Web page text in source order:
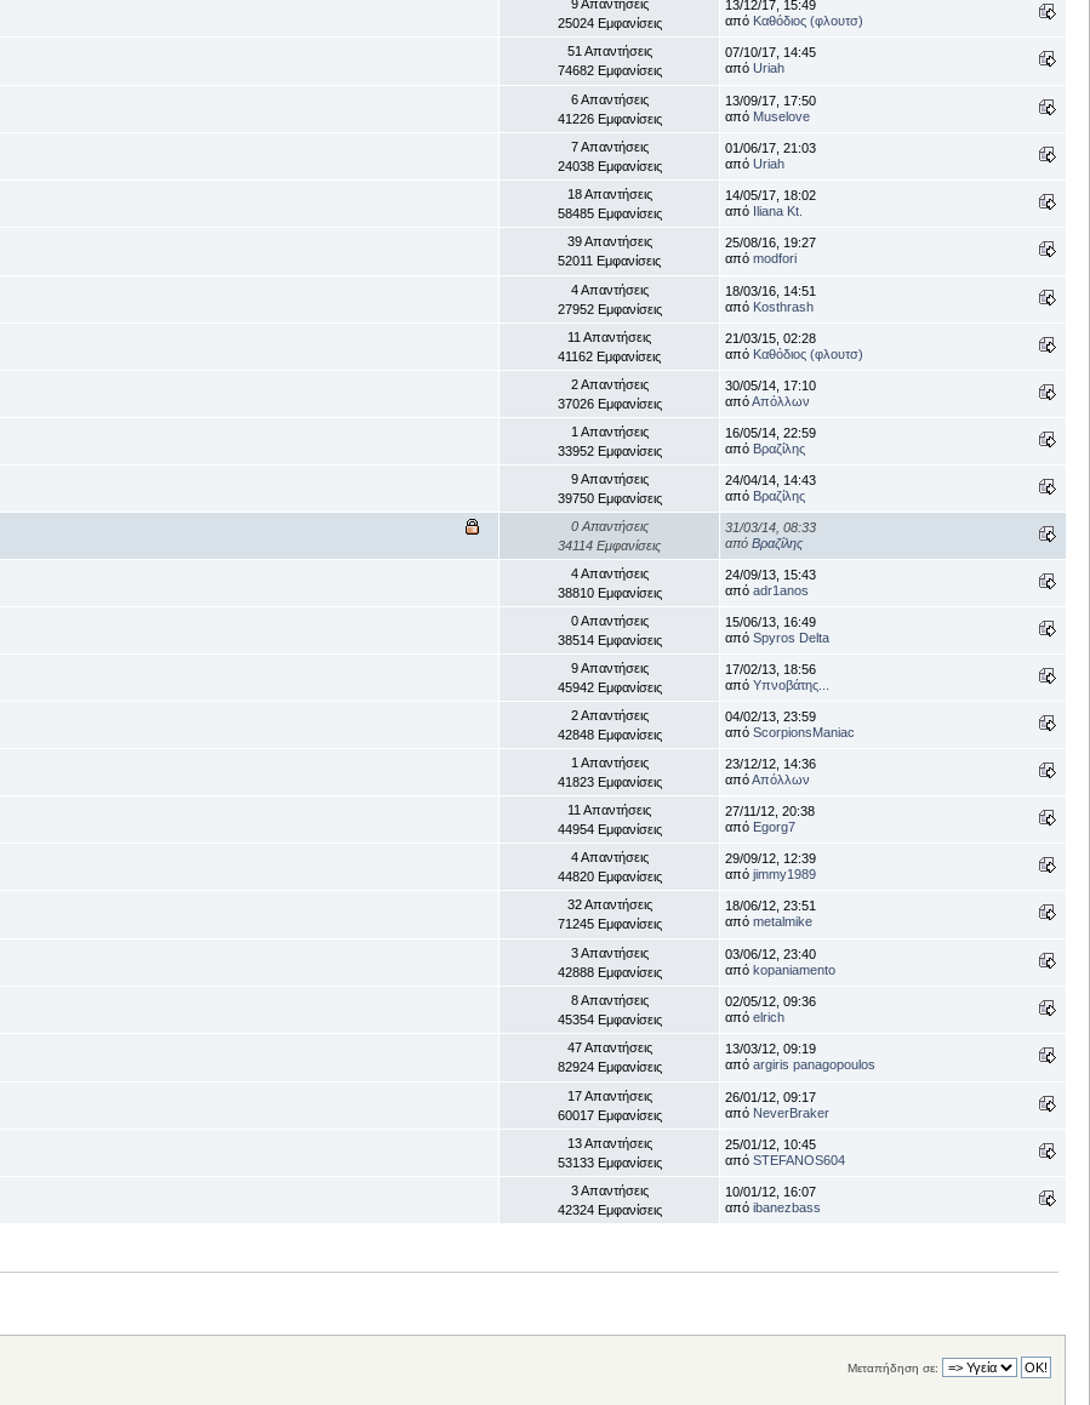
9 Απαντήσεις
25024 Εμφανίσεις
13/12/17, 15:49
από Καθόδιος (φλουτσ)
51 Απαντήσεις
74682 Εμφανίσεις
07/10/17, 14:45
από Uriah
6 Απαντήσεις
41226 Εμφανίσεις
13/09/17, 17:50
από Muselove
7 Απαντήσεις
24038 Εμφανίσεις
01/06/17, 21:03
από Uriah
18 Απαντήσεις
58485 Εμφανίσεις
14/05/17, 18:02
από Iliana Kt.
39 Απαντήσεις
52011 Εμφανίσεις
25/08/16, 19:27
από modfori
4 Απαντήσεις
27952 Εμφανίσεις
18/03/16, 14:51
από Kosthrash
11 Απαντήσεις
41162 Εμφανίσεις
21/03/15, 02:28
από Καθόδιος (φλουτσ)
2 Απαντήσεις
37026 Εμφανίσεις
30/05/14, 17:10
απόΑπόλλων
1 Απαντήσεις
33952 Εμφανίσεις
16/05/14, 22:59
από Βραζίλης
9 Απαντήσεις
39750 Εμφανίσεις
24/04/14, 14:43
από Βραζίλης
0 Απαντήσεις
34114 Εμφανίσεις
31/03/14, 08:33
από Βραζίλης
4 Απαντήσεις
38810 Εμφανίσεις
24/09/13, 15:43
από adr1anos
0 Απαντήσεις
38514 Εμφανίσεις
15/06/13, 16:49
από Spyros Delta
9 Απαντήσεις
45942 Εμφανίσεις
17/02/13, 18:56
από Υπνοβάτης...
2 Απαντήσεις
42848 Εμφανίσεις
04/02/13, 23:59
από ScorpionsManiac
1 Απαντήσεις
41823 Εμφανίσεις
23/12/12, 14:36
απόΑπόλλων
11 Απαντήσεις
44954 Εμφανίσεις
27/11/12, 20:38
από Egorg7
4 Απαντήσεις
44820 Εμφανίσεις
29/09/12, 12:39
από jimmy1989
32 Απαντήσεις
71245 Εμφανίσεις
18/06/12, 23:51
από metalmike
3 Απαντήσεις
42888 Εμφανίσεις
03/06/12, 23:40
από kopaniamento
8 Απαντήσεις
45354 Εμφανίσεις
02/05/12, 09:36
από elrich
47 Απαντήσεις
82924 Εμφανίσεις
13/03/12, 09:19
από argiris panagopoulos
17 Απαντήσεις
60017 Εμφανίσεις
26/01/12, 09:17
από NeverBraker
13 Απαντήσεις
53133 Εμφανίσεις
25/01/12, 10:45
από STEFANOS604
3 Απαντήσεις
42324 Εμφανίσεις
10/01/12, 16:07
από ibanezbass
Μεταπήδηση σε: